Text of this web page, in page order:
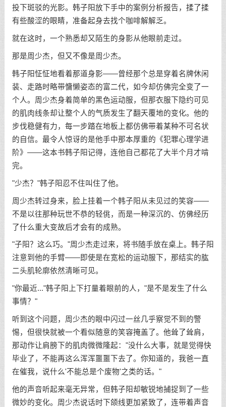
投下斑驳的光影。韩子阳放下手中的案例分析报告，揉了揉
有些酸涩的眼睛，准备起身去找个咖啡解解乏。
就在这时，一个熟悉却又陌生的身影从他眼前走过。
那是周少杰，但又不像是周少杰。
韩子阳怔怔地看着那道身影——曾经那个总是穿着名牌休闲
装、走路时略带慵懒姿态的富二代，如今却仿佛完全变了一
个人。周少杰身着简单的黑色运动服，但那衣服下隐约可见
的肌肉线条却让整个人的气质发生了翻天覆地的变化。他的
步伐稳健有力，每一步踏在地板上都仿佛带着某种不可名状
的自信。最令人惊讶的是他手中那本厚重的《犯罪心理学进
阶》——这本书韩子阳记得，连他自己都花了大半个月才啃
完。
"少杰？"韩子阳忍不住叫住了他。
周少杰转过身来，脸上挂着一个韩子阳从未见过的笑容——
不是以往那种玩世不恭的轻佻，而是一种深沉的、仿佛经历
了什么重大变故后才会有的成熟。
"子阳？这么巧。"周少杰走过来，将书随手放在桌上。韩子阳
注意到他的手臂——即使是在宽松的运动服下，那结实的肱
二头肌轮廓依然清晰可见。
"你最近..."韩子阳上下打量着眼前的人，"是不是发生了什么
事情？"
听到这个问题，周少杰的眼中闪过一丝几乎察觉不到的警
惕，但很快就被一个看似随意的笑容掩盖了。他耸了耸肩，
那动作让肩膀下的肌肉微微隆起："没什么大事，就是觉得快
毕业了，不能再这么浑浑噩噩下去了。你知道的，我爸一直
在催我，说什么'不能总是个废物'之类的话。"
他的声音听起来毫无异常，但韩子阳却敏锐地捕捉到了一些
微妙的变化。周少杰说话时下颌线更加紧致了，连带着声音